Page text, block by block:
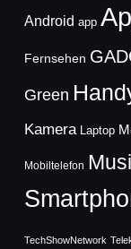
Android app
Fernsehen
Green
Kamera Laptop
Mobiltelefon
TechShowNetwork